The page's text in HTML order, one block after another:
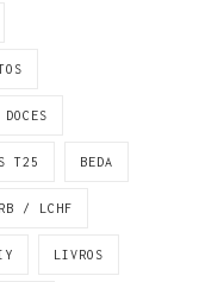
T25 BEDA
/ LCHF
LIVROS